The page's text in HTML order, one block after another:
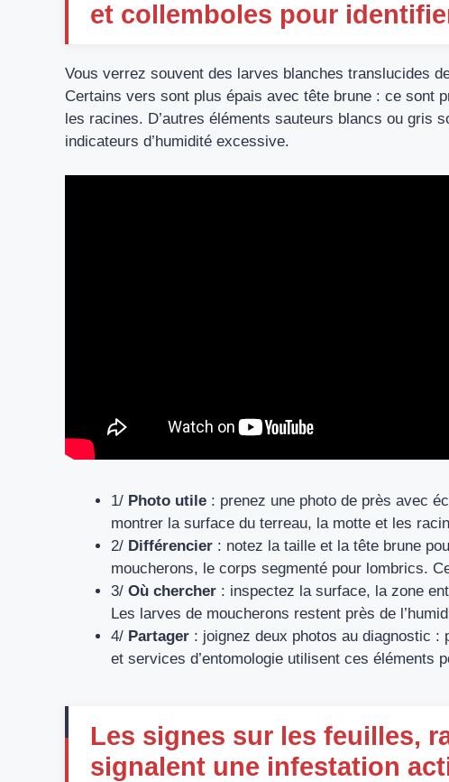
et collemboles pour
Vous verrez souvent des larves blanches translucides
Certains vers sont plus épais avec tête brune : ce sont
les racines. D’autres éléments sauteurs blancs ou gris
indicateurs d’humidité excessive.
1/ Photo utile : prenez une photo de près avec
montrer la surface du terreau, la motte et les
2/ Différencier : notez la taille et la tête brune
moucherons, le corps segmenté pour lombrics.
3/ Où chercher : inspectez la surface, la zone
Les larves de moucherons restent près de
4/ Partager : joignez deux photos au diagnostic :
et services d’entomologie utilisent ces éléments
Les signes sur les feuilles,
signalent une infestation